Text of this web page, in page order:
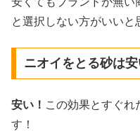
と選択しない方がいいと
ニオイをとる砂は
安い！ この効果とすぐれ
す！